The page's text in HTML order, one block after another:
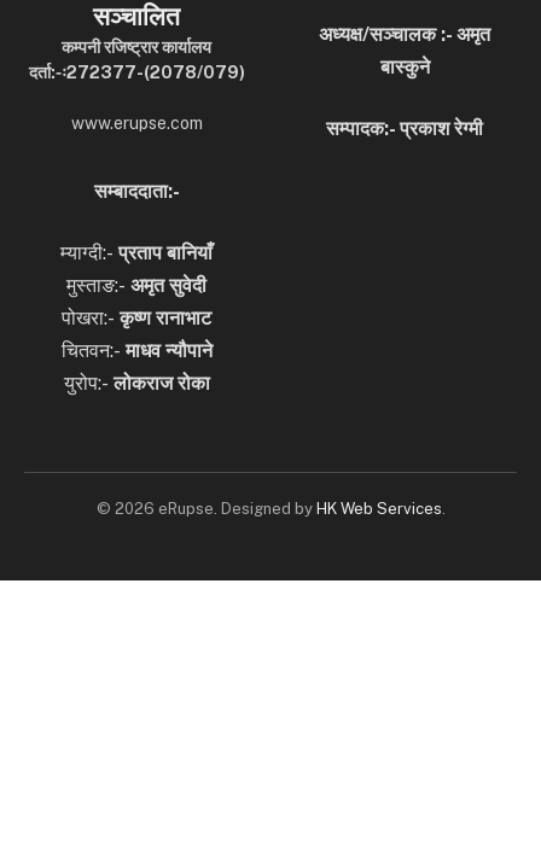
सञ्चालित
कम्पनी रजिष्ट्रार कार्यालय
दर्ता:-ः272377-(2078/079)
www.erupse.com
अध्यक्ष/सञ्चालक :- अमृत
बास्कुने
सम्पादक:- प्रकाश रेग्मी
सम्बाददाता:-
म्याग्दी:-प्रताप बानियाँ
मुस्ताङ:- अमृत सुवेदी
पोखरा:-कृष्ण रानाभाट
चितवन:-माधव न्यौपाने
युरोप:-लोकराज रोका
© 2026 eRupse. Designed by HK Web Services